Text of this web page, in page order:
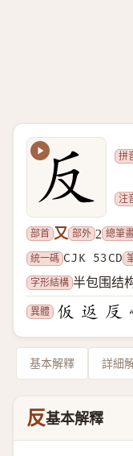
拼
注
部首 又 部外 2 總筆
統一碼 CJK 53CD
字形結構 半包围结
異體
基本解釋 詳細
反基本解釋